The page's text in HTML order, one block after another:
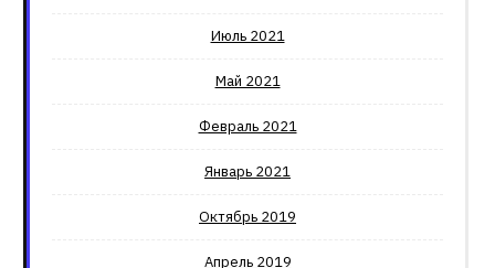
Июль 2021
Май 2021
Февраль 2021
Январь 2021
Октябрь 2019
Апрель 2019